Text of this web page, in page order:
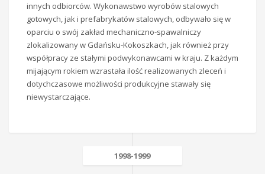
innych odbiorców. Wykonawstwo wyrobów stalowych
gotowych, jak i prefabrykatów stalowych, odbywało się w
oparciu o swój zakład mechaniczno-spawalniczy
zlokalizowany w Gdańsku-Kokoszkach, jak również przy
współpracy ze stałymi podwykonawcami w kraju. Z każdym
mijającym rokiem wzrastała ilość realizowanych zleceń i
dotychczasowe możliwości produkcyjne stawały się
niewystarczające.
1998-1999